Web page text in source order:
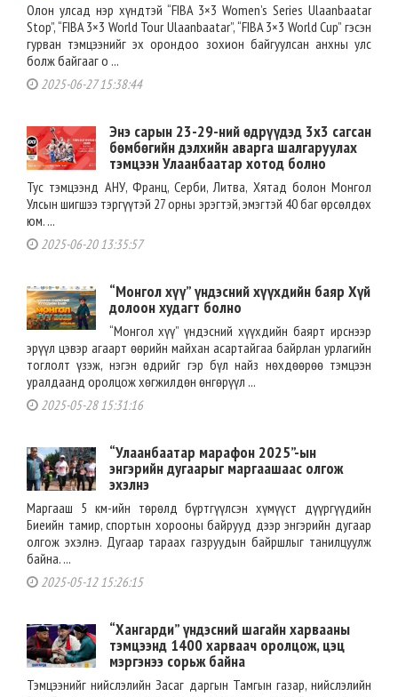
Олон улсад нэр хүндтэй “FIBA 3×3 Women’s Series Ulaanbaatar
Stop”, “FIBA 3×3 World Tour Ulaanbaatar”, “FIBA 3×3 World Cup” гэсэн
гурван тэмцээнийг эх орондоо зохион байгуулсан анхны улс
болж байгааг о ...
2025-06-27 15:38:44
Энэ сарын 23-29-ний өдрүүдэд 3х3 сагсан
бөмбөгийн дэлхийн аварга шалгаруулах
тэмцээн Улаанбаатар хотод болно
Тус тэмцээнд АНУ, Франц, Серби, Литва, Хятад болон Монгол
Улсын шигшээ тэргүүтэй 27 орны эрэгтэй, эмэгтэй 40 баг өрсөлдөх
юм. ...
2025-06-20 13:35:57
“Монгол хүү” үндэсний хүүхдийн баяр Хүй
долоон худагт болно
“Монгол хүү” үндэсний хүүхдийн баярт ирснээр
эрүүл цэвэр агаарт өөрийн майхан асартайгаа байрлан урлагийн
тоглолт үзэж, нэгэн өдрийг гэр бүл найз нөхдөөрөө тэмцээн
уралдаанд оролцож хөгжилдөн өнгөрүүл ...
2025-05-28 15:31:16
“Улаанбаатар марафон 2025”-ын
энгэрийн дугаарыг маргаашаас олгож
эхэлнэ
Маргааш 5 км-ийн төрөлд бүртгүүлсэн хүмүүст дүүргүүдийн
Биеийн тамир, спортын хорооны байрууд дээр энгэрийн дугаар
олгож эхэлнэ. Дугаар тараах газруудын байршлыг танилцуулж
байна. ...
2025-05-12 15:26:15
“Хангарди” үндэсний шагайн харвааны
тэмцээнд 1400 харваач оролцож, цэц
мэргэнээ сорьж байна
Тэмцээнийг нийслэлийн Засаг даргын Тамгын газар, нийслэлийн